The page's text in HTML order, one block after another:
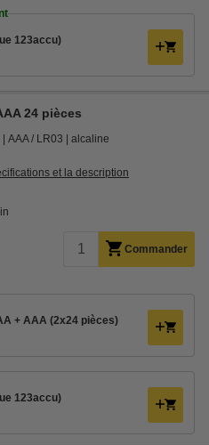
123accu)
24 pièces
AAA / LR03 alcaline
et la description
Commander
+ AAA (2x24 pièces)
123accu)